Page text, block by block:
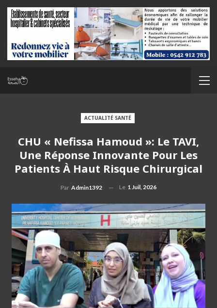
ACTUALITÉ SANTÉ
CHU « Nefissa Hamoud »: Le TAVI,
Une Réponse Innovante Pour Les
Patients À Haut Risque Chirurgical
Par Admin1392 Le 1 Juil, 2026